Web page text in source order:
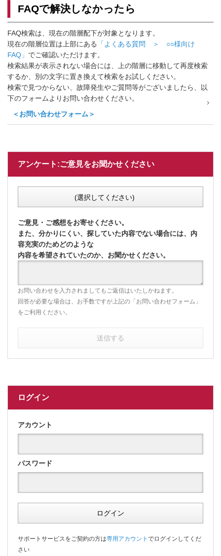
FAQで解決しなかったら
FAQ検索は、現在の階層配下が対象となります。
現在の階層位置は上部にある
「よくある質問 ＞ ○○様向け
FAQ」 でご確認いただけます。
検索結果が表示されない場合には、上の階層に移動して再度検索
するか、別の文字に置き換えて検索をお試しください。
検索で見つからない、故障発生やご質問等がございましたら、以
下のフォームよりお問い合わせください。
＜お問い合わせフォーム＞
アンケート:ご意見をお聞かせください
(選択してください)
ご意見・ご感想をお寄せください。
また、分かりにくい、探していた内容でない場合には、内
容充実のためどのような
内容を希望されていたのか、お聞かせください。
お問い合わせを入力されましてもご返信はいたしかねます。
回答が必要な場合は、お手数ですが上記の「お問い合わせフォーム」
をご利用ください。
送信する
ログイン
アカウント
パスワード
ログイン
サポートサービスをご契約の方は専用アカウント でログインしてくだ
さい